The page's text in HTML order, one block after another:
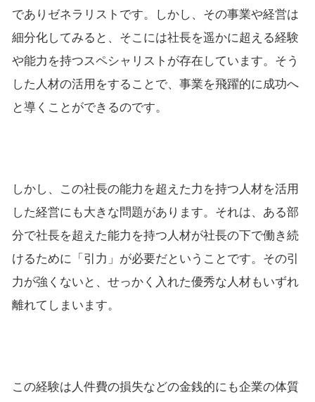
でありゼネラリストです。しかし、その事業や経営は
細分化してみると、そこには社長を遥かに超える経験
や能力を持つスペシャリストが存在しています。そう
した人材の活用をすることで、事業を飛躍的に成功へ
と導くことができるのです。
しかし、この社長の能力を超えた力を持つ人材を活用
した経営にも大きな問題があります。それは、ある部
分で社長を超えた能力を持つ人材が社長の下で働き続
けるために「引力」が必要だということです。その引
力が強くないと、せっかく入れた優秀な人材もいずれ
離れてしまいます。
この経験は人件費の損失などの金銭的にも企業の体質